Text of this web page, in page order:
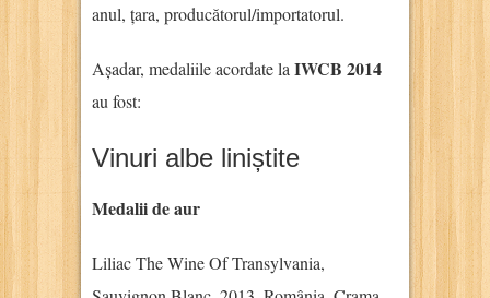
anul, țara, producătorul/importatorul.
Așadar, medaliile acordate la IWCB 2014
au fost:
Vinuri albe liniștite
Medalii de aur
Liliac The Wine Of Transylvania,